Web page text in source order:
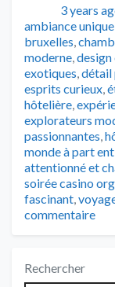
Publié3 years
ambiance unique
bruxelles,
moderne,
exotiques,détail
esprits curieux,
hôtelière,
explorateurs
passionnantes,
monde à part
attentionné et
soirée casino
fascinant,
commentaire
Rechercher